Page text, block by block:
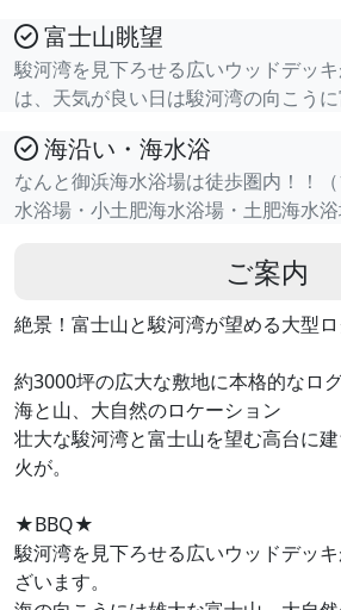
富士山眺望
駿河湾を見下ろせる広いウッドデッ
は、天気が良い日は駿河湾の向こうに
海沿い・海水浴
なんと御浜海水浴場は徒歩圏内！！
水浴場・小土肥海水浴場・土肥海水浴
ご案内
絶景！富士山と駿河湾が望める大型
約3000坪の広大な敷地に本格的なロ
海と山、大自然のロケーション
壮大な駿河湾と富士山を望む高台に
火が。
★BBQ★
駿河湾を見下ろせる広いウッドデッ
ざいます。